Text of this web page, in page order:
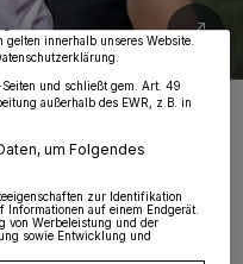
das neue Königspaar im
oder Ihre Einwilligung zu
oder Ablehnen am unteren
gelten innerhalb unseres Website.
und schließt gem. Art. 49
außerhalb des EWR, z.B. in
um Folgendes
zur Identifikation
auf einem Endgerät.
von Werbeleistung und der
sowie Entwicklung und